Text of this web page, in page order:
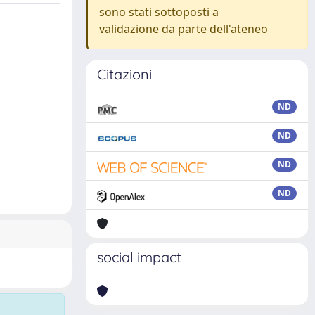
sono stati sottoposti a
validazione da parte dell'ateneo
Citazioni
ND
ND
ND
ND
social impact